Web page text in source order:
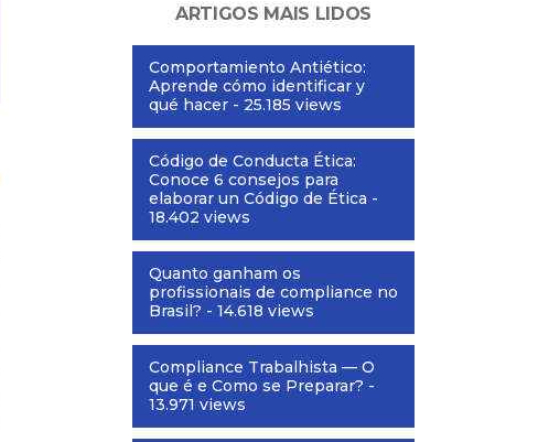
ARTIGOS MAIS LIDOS
Comportamiento Antiético:
Aprende cómo identificar y
qué hacer - 25.185 views
Código de Conducta Ética:
Conoce 6 consejos para
elaborar un Código de Ética -
18.402 views
Quanto ganham os
profissionais de compliance no
Brasil? - 14.618 views
Compliance Trabalhista — O
que é e Como se Preparar? -
13.971 views